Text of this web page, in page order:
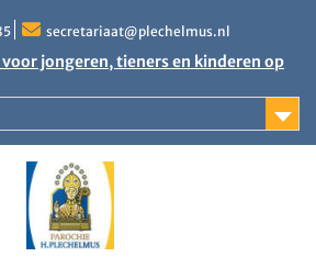
secretariaat@plechelmus.nl
jongeren, tieners en kinderen op
installatie Pastoor Karel Donders